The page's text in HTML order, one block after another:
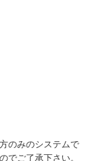
のみのシステムで
でご了承下さい。